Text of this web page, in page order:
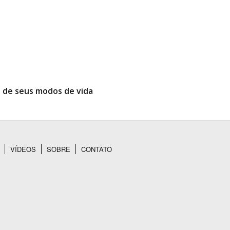
seus modos de vida
VÍDEOS SOBRE CONTATO